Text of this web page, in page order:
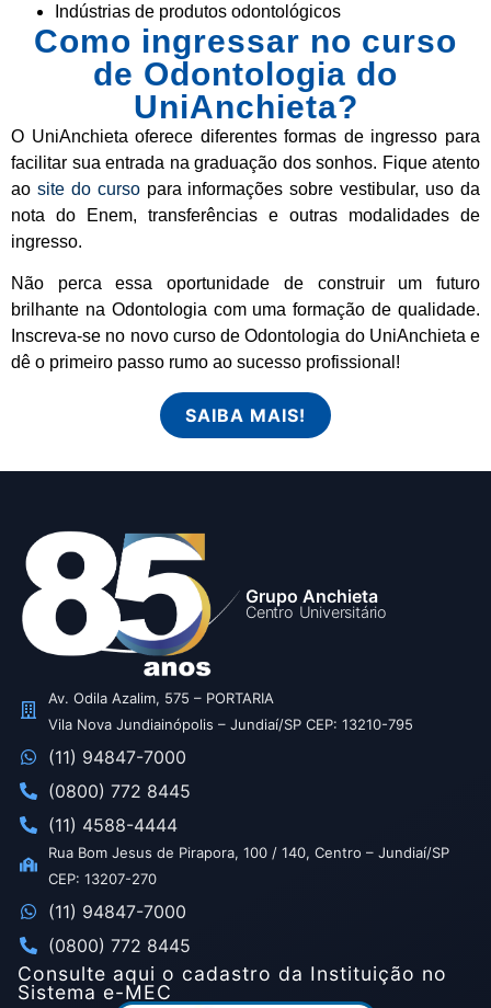
Indústrias de produtos odontológicos
Como ingressar no curso
de Odontologia do
UniAnchieta?
O UniAnchieta oferece diferentes formas de ingresso para
facilitar sua entrada na graduação dos sonhos. Fique atento
ao site do cursopara informações sobre vestibular, uso da
nota do Enem, transferências e outras modalidades de
ingresso.
Não perca essa oportunidade de construir um futuro
brilhante na Odontologia com uma formação de qualidade.
Inscreva-se no novo curso de Odontologia do UniAnchieta e
dê o primeiro passo rumo ao sucesso profissional!
SAIBA MAIS!
Grupo Anchieta
Centro Universitário
Av. Odila Azalim, 575 – PORTARIA
Vila Nova Jundiainópolis – Jundiaí/SP CEP: 13210-795
(11) 94847-7000
(0800) 772 8445
(11) 4588-4444
Rua Bom Jesus de Pirapora, 100 / 140, Centro – Jundiaí/SP
CEP: 13207-270
(11) 94847-7000
(0800) 772 8445
Consulte aqui o cadastro da Instituição no
Sistema e-MEC